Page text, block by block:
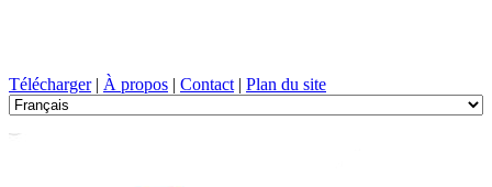
Télécharger| À propos | Contact | Plan du site